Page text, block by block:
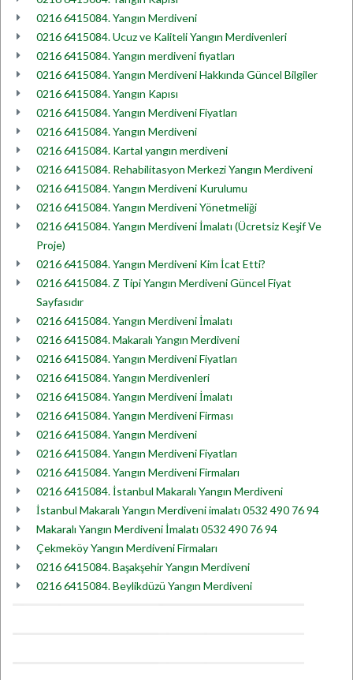
0216 6415084. Yangın Merdiveni
0216 6415084. Ucuz ve Kaliteli Yangın Merdivenleri
0216 6415084. Yangın merdiveni fiyatları
0216 6415084. Yangın Merdiveni Hakkında Güncel Bilgiler
0216 6415084. Yangın Kapısı
0216 6415084. Yangın Merdiveni Fiyatları
0216 6415084. Yangın Merdiveni
0216 6415084. Kartal yangın merdiveni
0216 6415084. Rehabilitasyon Merkezi Yangın Merdiveni
0216 6415084. Yangın Merdiveni Kurulumu
0216 6415084. Yangın Merdiveni Yönetmeliği
0216 6415084. Yangın Merdiveni İmalatı (Ücretsiz Keşif Ve
Proje)
0216 6415084. Yangın Merdiveni Kim İcat Etti?
0216 6415084. Z Tipi Yangın Merdiveni Güncel Fiyat
Sayfasıdır
0216 6415084. Yangın Merdiveni İmalatı
0216 6415084. Makaralı Yangın Merdiveni
0216 6415084. Yangın Merdiveni Fiyatları
0216 6415084. Yangın Merdivenleri
0216 6415084. Yangın Merdiveni İmalatı
0216 6415084. Yangın Merdiveni Firması
0216 6415084. Yangın Merdiveni
0216 6415084. Yangın Merdiveni Fiyatları
0216 6415084. Yangın Merdiveni Firmaları
0216 6415084. İstanbul Makaralı Yangın Merdiveni
İstanbul Makaralı Yangın Merdiveni imalatı 0532 490 76 94
Makaralı Yangın Merdiveni İmalatı 0532 490 76 94
Çekmeköy Yangın Merdiveni Firmaları
0216 6415084. Başakşehir Yangın Merdiveni
0216 6415084. Beylikdüzü Yangın Merdiveni